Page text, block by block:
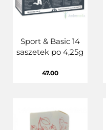
Sport & Basic 14
saszetek po 4,25g
47.00